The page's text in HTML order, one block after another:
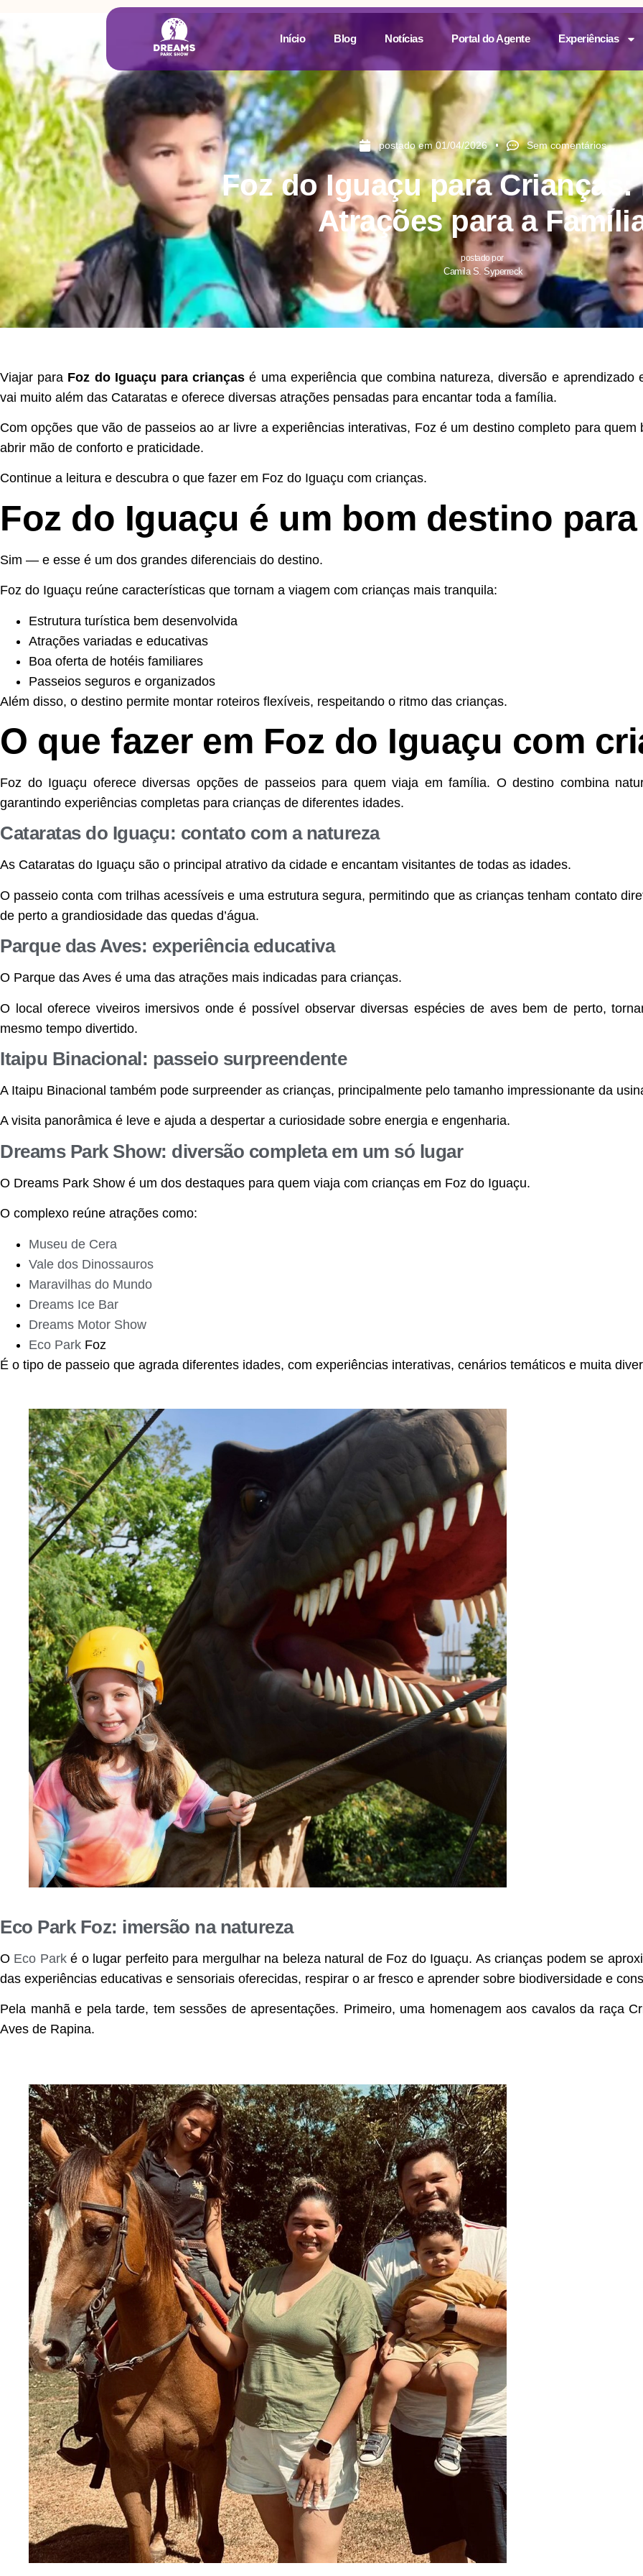
Início Blog Notícias Portal do Agente Experiências
postado em 01/04/2026 Sem comentários
Foz do Iguaçu para Crianças:
Atrações para a
postado por
Camila S. Syperreck
Viajar para Foz do Iguaçu para crianças é uma experiência que combina natureza, diversão e aprendizado
vai muito além das Cataratas e oferece diversas atrações pensadas para encantar toda a família.
Com opções que vão de passeios ao ar livre a experiências interativas, Foz é um destino completo para quem
abrir mão de conforto e praticidade.
Continue a leitura e descubra o que fazer em Foz do Iguaçu com crianças.
Foz do Iguaçu é um bom destino
Sim — e esse é um dos grandes diferenciais do destino.
Foz do Iguaçu reúne características que tornam a viagem com crianças mais tranquila:
Estrutura turística bem desenvolvida
Atrações variadas e educativas
Boa oferta de hotéis familiares
Passeios seguros e organizados
Além disso, o destino permite montar roteiros flexíveis, respeitando o ritmo das crianças.
O que fazer em Foz do Iguaçu com
Foz do Iguaçu oferece diversas opções de passeios para quem viaja em família. O destino combina
garantindo experiências completas para crianças de diferentes idades.
Cataratas do Iguaçu: contato com a natureza
As Cataratas do Iguaçu são o principal atrativo da cidade e encantam visitantes de todas as idades.
O passeio conta com trilhas acessíveis e uma estrutura segura, permitindo que as crianças tenham contato
de perto a grandiosidade das quedas d’água.
Parque das Aves: experiência educativa
O Parque das Aves é uma das atrações mais indicadas para crianças.
O local oferece viveiros imersivos onde é possível observar diversas espécies de aves bem de perto,
mesmo tempo divertido.
Itaipu Binacional: passeio surpreendente
A Itaipu Binacional também pode surpreender as crianças, principalmente pelo tamanho impressionante da
A visita panorâmica é leve e ajuda a despertar a curiosidade sobre energia e engenharia.
Dreams Park Show: diversão completa em um só lugar
O Dreams Park Show é um dos destaques para quem viaja com crianças em Foz do Iguaçu.
O complexo reúne atrações como:
Museu de Cera
Vale dos Dinossauros
Maravilhas do Mundo
Dreams Ice Bar
Dreams Motor Show
Eco Park Foz
É o tipo de passeio que agrada diferentes idades, com experiências interativas, cenários temáticos e muita
Eco Park Foz: imersão na natureza
O Eco Parké o lugar perfeito para mergulhar na beleza natural de Foz do Iguaçu. As crianças podem se
das experiências educativas e sensoriais oferecidas, respirar o ar fresco e aprender sobre biodiversidade e
Pela manhã e pela tarde, tem sessões de apresentações. Primeiro, uma homenagem aos cavalos da raça
Aves de Rapina.